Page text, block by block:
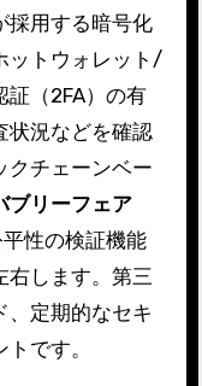
採用する暗号化
ットウォレット/
証（2FA）の有
状況などを確認
クチェーンベー
ブリーフェア
性の検証機能
右します。第三
、定期的なセキ
です。